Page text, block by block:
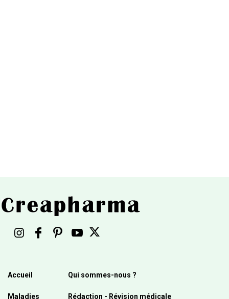
Accueil
Maladies
Qui sommes-nous ?
Rédaction - Révision médicale